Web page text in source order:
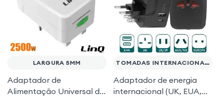
LARGURA 5MM
Adaptador de
Alimentação Universal de
TOMADAS INTERNACIONAIS
Adaptador de energia
internacional (UK, EUA,